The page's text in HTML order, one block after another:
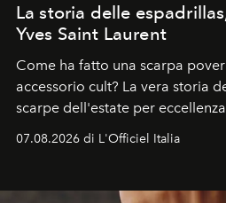
La storia delle
Yves Saint Laurent
Come ha fatto una scarpa
accessorio cult? La vera storia
scarpe dell'estate per
07.08.2026 di L'Officiel Italia